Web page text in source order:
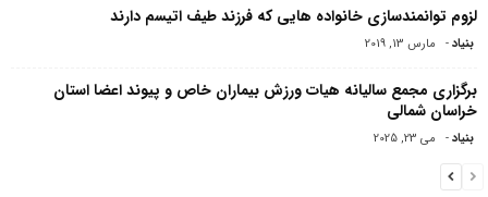
لزوم توانمندسازی خانواده هایی که فرزند طیف اتیسم دارند
بنیاد- مارس 13, 2019
برگزاری مجمع سالیانه هیات ورزش بیماران خاص و پیوند اعضا استان
خراسان شمالی
بنیاد- می 23, 2025